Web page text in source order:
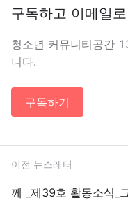
구독하고 이메일
청소년 커뮤니티공간
니다.
구독하기
이전 뉴스레터
께 _제39호 활동소식_